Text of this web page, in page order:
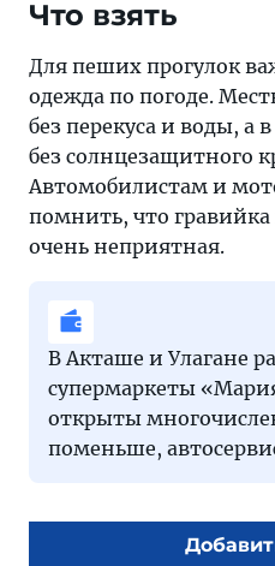
Что взять
Для пеших прогулок
одежда по погоде.
без перекуса и воды, а
без солнцезащитного
Автомобилистам и
помнить, что
очень неприятная.
В Акташе и Улагане
супермаркеты
открыты
поменьше,